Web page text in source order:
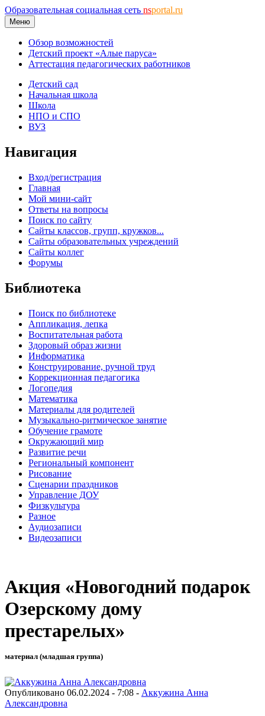
Образовательная социальная сеть nsportal.ru
Меню
Обзор возможностей
Детский проект «Алые паруса»
Аттестация педагогических работников
Детский сад
Начальная школа
Школа
НПО и СПО
ВУЗ
Навигация
Вход/регистрация
Главная
Мой мини-сайт
Ответы на вопросы
Поиск по сайту
Сайты классов, групп, кружков...
Сайты образовательных учреждений
Сайты коллег
Форумы
Библиотека
Поиск по библиотеке
Аппликация, лепка
Воспитательная работа
Здоровый образ жизни
Информатика
Конструирование, ручной труд
Коррекционная педагогика
Логопедия
Математика
Материалы для родителей
Музыкально-ритмическое занятие
Обучение грамоте
Окружающий мир
Развитие речи
Региональный компонент
Рисование
Сценарии праздников
Управление ДОУ
Физкультура
Разное
Аудиозаписи
Видеозаписи
Акция «Новогодний подарок
Озерскому дому
престарелых»
материал (младшая группа)
Опубликовано 06.02.2024 - 7:08 - Аккужина Анна
Александровна